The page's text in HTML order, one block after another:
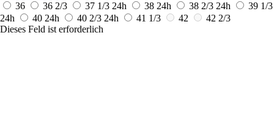
36
36 2/3 37 1/3 24h 38 24h 38 2/3 24h
39 1/3
24h
40 24h 40 2/3 24h 41 1/3 42
42 2/3
Dieses Feld ist erforderlich